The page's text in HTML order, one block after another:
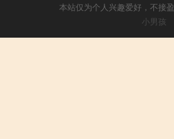
本站仅为个人兴趣爱好，不接
小男孩